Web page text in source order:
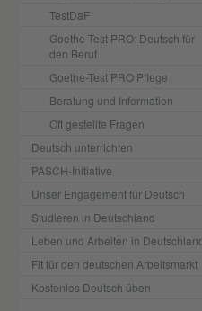
TestDaF
Goethe-Test PRO: Deutsch für
den Beruf
Goethe-Test PRO Pflege
Beratung und Information
Oft gestellte Fragen
Deutsch unterrichten
PASCH-Initiative
Unser Engagement für Deutsch
Studieren in Deutschland
Leben und Arbeiten in
Fit für den deutschen Arbeitsmarkt
Kostenlos Deutsch üben